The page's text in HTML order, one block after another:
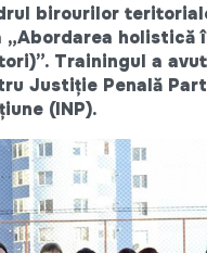
birourilor
„Abordarea holistică
Trainingul a
Justiție Penală
(INP).